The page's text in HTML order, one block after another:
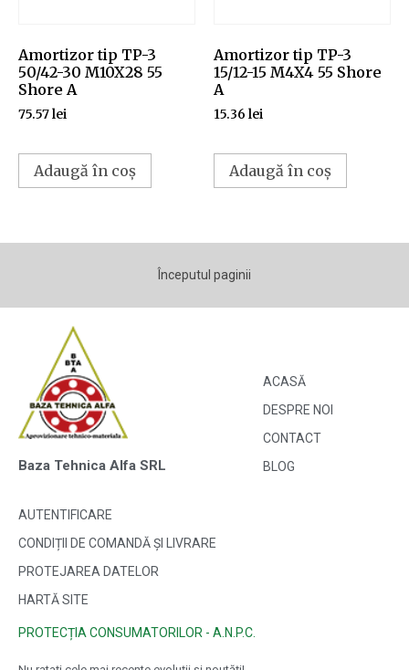
Amortizor tip TP-3
50/42-30 M10X28 55
Shore A
75.57lei
Adaugă în coș
Amortizor tip TP-3
15/12-15 M4X4 55 Shore
A
15.36 lei
Adaugă în coș
Începutul paginii
Baza Tehnica Alfa SRL
ACASĂ
DESPRE NOI
CONTACT
BLOG
AUTENTIFICARE
CONDIȚII DE COMANDĂ ȘI LIVRARE
PROTEJAREA DATELOR
HARTĂ SITE
PROTECȚIA CONSUMATORILOR - A.N.P.C.